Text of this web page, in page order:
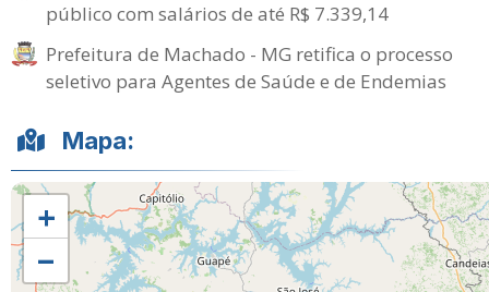
público com salários de até R$ 7.339,14
Prefeitura de Machado - MG retifica o processo
seletivo para Agentes de Saúde e de Endemias
Mapa:
+
−